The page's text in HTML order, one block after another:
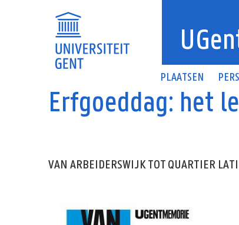
PLAATSEN
Erfgoeddag: het
VAN ARBEIDERSWIJK TOT QUARTIER